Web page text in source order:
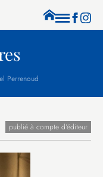
Perrenoud
publié à compte d’éditeur